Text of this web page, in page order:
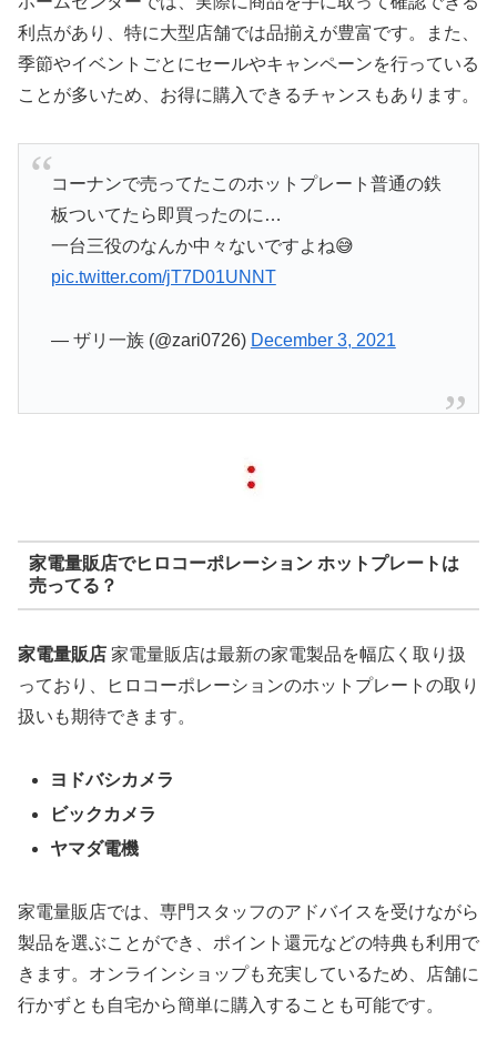
利点があり、特に大型店舗では品揃えが豊富です。また、
季節やイベントごとにセールやキャンペーンを行っている
ことが多いため、お得に購入できるチャンスもあります。
コーナンで売ってたこのホットプレート普通の鉄
板ついてたら即買ったのに…
一台三役のなんか中々ないですよね😅
pic.twitter.com/jT7D01UNNT
— ザリ一族 (@zari0726) December 3, 2021
家電量販店でヒロコーポレーション ホットプレートは
売ってる？
家電量販店 家電量販店は最新の家電製品を幅広く取り扱
っており、ヒロコーポレーションのホットプレートの取り
扱いも期待できます。
ヨドバシカメラ
ビックカメラ
ヤマダ電機
家電量販店では、専門スタッフのアドバイスを受けながら
製品を選ぶことができ、ポイント還元などの特典も利用で
きます。オンラインショップも充実しているため、店舗に
行かずとも自宅から簡単に購入することも可能です。